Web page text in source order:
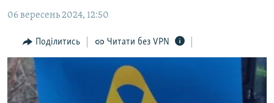
основної
навігації
Перейти
до
пошуку
БЛОГИ
ПОГЛЯД
ІНТЕРВ'Ю
ВСЕ ЗА ДЕНЬ
06 вересень 2024, 12:50
Поділитись Читати без VPN